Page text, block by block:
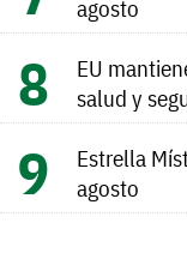
agosto
EU
salud y
Estrella
agosto